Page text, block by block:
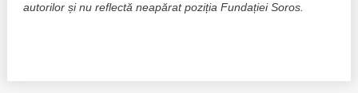
autorilor și nu reflectă neapărat poziția Fundației Soros.